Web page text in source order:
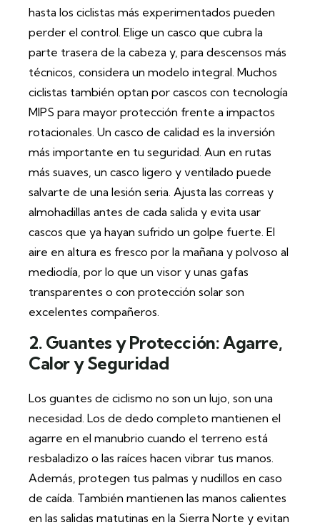
hasta los ciclistas más experimentados pueden
perder el control. Elige un casco que cubra la
parte trasera de la cabeza y, para descensos más
técnicos, considera un modelo integral. Muchos
ciclistas también optan por cascos con tecnología
MIPS para mayor protección frente a impactos
rotacionales. Un casco de calidad es la inversión
más importante en tu seguridad. Aun en rutas
más suaves, un casco ligero y ventilado puede
salvarte de una lesión seria. Ajusta las correas y
almohadillas antes de cada salida y evita usar
cascos que ya hayan sufrido un golpe fuerte. El
aire en altura es fresco por la mañana y polvoso al
mediodía, por lo que un visor y unas gafas
transparentes o con protección solar son
excelentes compañeros.
2. Guantes y Protección: Agarre,
Calor y Seguridad
Los guantes de ciclismo no son un lujo, son una
necesidad. Los de dedo completo mantienen el
agarre en el manubrio cuando el terreno está
resbaladizo o las raíces hacen vibrar tus manos.
Además, protegen tus palmas y nudillos en caso
de caída. También mantienen las manos calientes
en las salidas matutinas en la Sierra Norte y evitan